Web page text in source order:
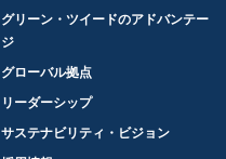
グリーン・ツイードのアドバンテー
ジ
グローバル拠点
リーダーシップ
サステナビリティ・ビジョン